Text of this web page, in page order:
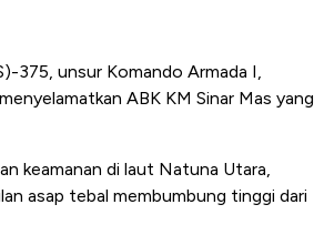
375, unsur Komando Armada I,
ABK KM Sinar Mas yang
keamanan di laut Natuna Utara,
asap tebal membumbung tinggi dari